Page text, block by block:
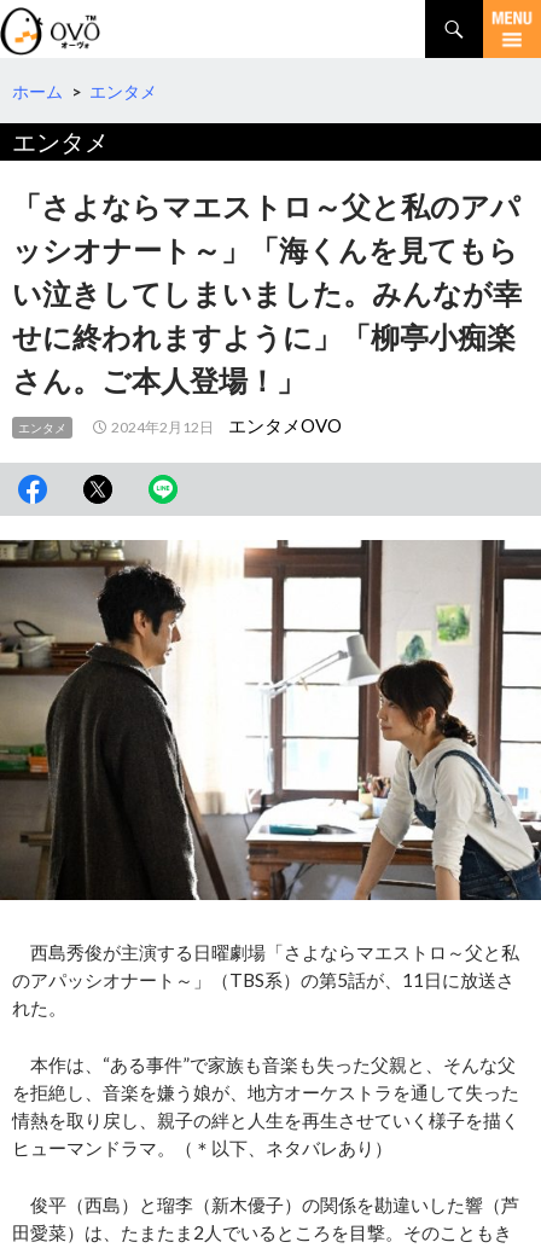
検
索
コ
テ
へ
ホーム > エンタメ
エンタメ
「さよならマエストロ～父と私のアパ
ッシオナート～」「海くんを見てもら
い泣きしてしまいました。みんなが幸
せに終われますように」「柳亭小痴楽
さん。ご本人登場！」
エンタメ 2024年2月12日 エンタメOVO
西島秀俊が主演する日曜劇場「さよならマエストロ～父と私
のアパッシオナート～」（TBS系）の第5話が、11日に放送さ
れた。
本作は、“ある事件”で家族も音楽も失った父親と、そんな父
を拒絶し、音楽を嫌う娘が、地方オーケストラを通して失った
情熱を取り戻し、親子の絆と人生を再生させていく様子を描く
ヒューマンドラマ。（＊以下、ネタバレあり）
俊平（西島）と瑠李（新木優子）の関係を勘違いした響（芦
田愛菜）は、たまたま2人でいるところを目撃。そのこともき